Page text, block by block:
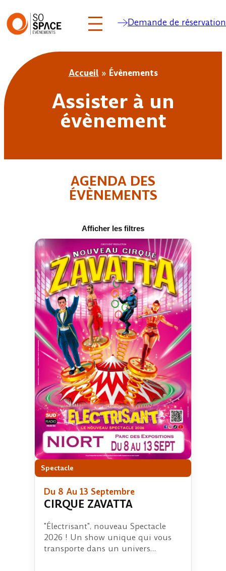
contenu
Demande de réservation
Accueil » Évènements
Assister à un
évènement
AGENDA DES
ÉVÈNEMENTS
Afficher les filtres
Spectacle
Du 8 Au 13 Septembre
CIRQUE ZAVATTA
"Électrisant", nouveau Spectacle
2026 ! Un show unique qui vous
transporte dans un univers